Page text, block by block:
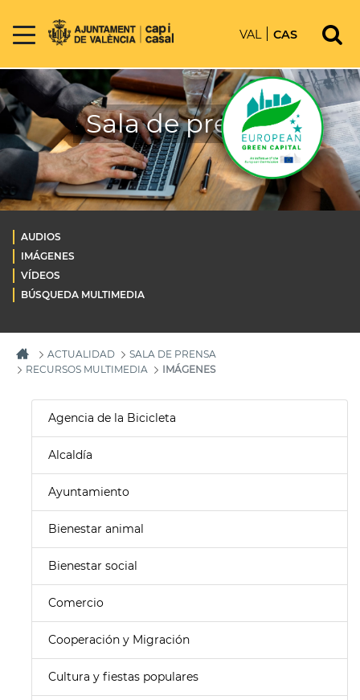
VAL CAS
Sala de prensa
AUDIOS
IMÁGENES
VÍDEOS
BÚSQUEDA MULTIMEDIA
ACTUALIDAD
SALA DE PRENSA
RECURSOS MULTIMEDIA
IMÁGENES
Agencia de la Bicicleta
Alcaldía
Ayuntamiento
Bienestar animal
Bienestar social
Comercio
Cooperación y Migración
Cultura y fiestas populares